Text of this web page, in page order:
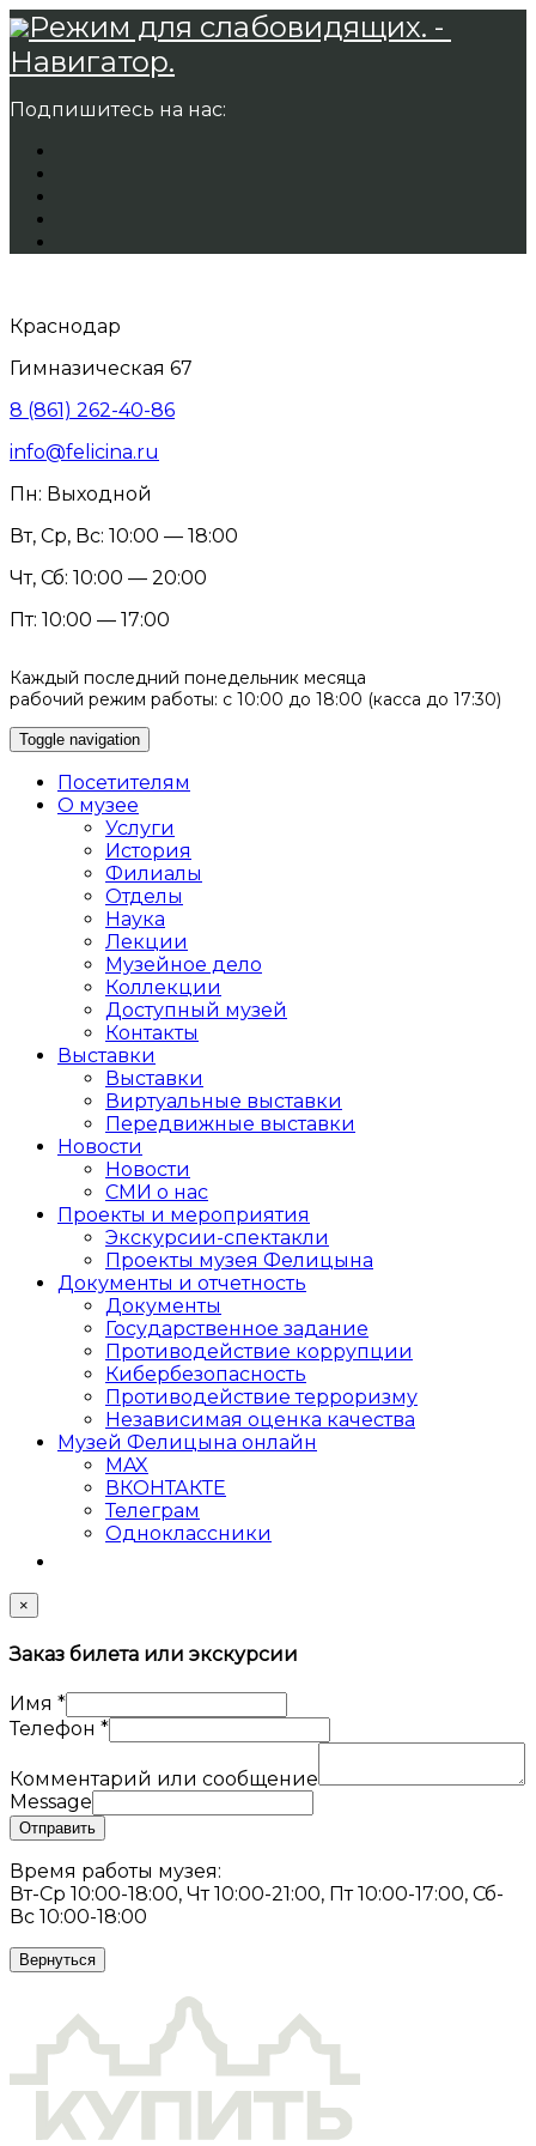
Режим для слабовидящих. -
Навигатор.
Подпишитесь на нас:
Краснодар
Гимназическая 67
8 (861) 262-40-86
info@felicina.ru
Пн: Выходной
Вт, Ср, Вс: 10:00 — 18:00
Чт, Сб: 10:00 — 20:00
Пт: 10:00 — 17:00
Каждый последний понедельник месяца
рабочий режим работы: с 10:00 до 18:00 (касса до 17:30)
Toggle navigation
Посетителям
О музее
Услуги
История
Филиалы
Отделы
Наука
Лекции
Музейное дело
Коллекции
Доступный музей
Контакты
Выставки
Выставки
Виртуальные выставки
Передвижные выставки
Новости
Новости
СМИ о нас
Проекты и мероприятия
Экскурсии-спектакли
Проекты музея Фелицына
Документы и отчетность
Документы
Государственное задание
Противодействие коррупции
Кибер­безопасность
Противодействие терроризму
Независимая оценка качества
Музей Фелицына онлайн
MAX
ВКОНТАКТЕ
Телеграм
Одноклассники
×
Заказ билета или экскурсии
Имя *
Телефон *
Комментарий или сообщение
Message
Отправить
Время работы музея:
Вт-Ср 10:00-18:00, Чт 10:00-21:00, Пт 10:00-17:00, Сб-
Вс 10:00-18:00
Вернуться